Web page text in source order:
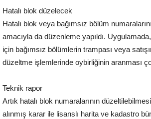
Hatalı blok düzelecek
Hatalı blok veya bağımsız bölüm
amacıyla da düzenleme yapıldı.
için bağımsız bölümlerin trampası veya
düzeltme işlemlerinde oybirliğinin aranması
Teknik rapor
Artık hatalı blok numaralarının
alınmış karar ile lisanslı harita ve kadastro